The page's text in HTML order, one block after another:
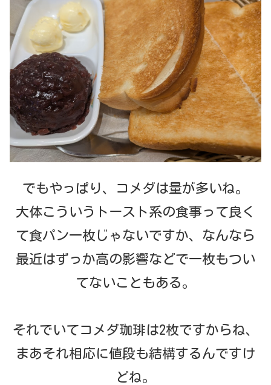
でもやっぱり、コメダは量が多いね。
大体こういうトースト系の食事って良く
て食パン一枚じゃないですか、なんなら
最近はずっか高の影響などで一枚もつい
てないこともある。
それでいてコメダ珈琲は2枚ですからね、
まあそれ相応に値段も結構するんですけ
どね。